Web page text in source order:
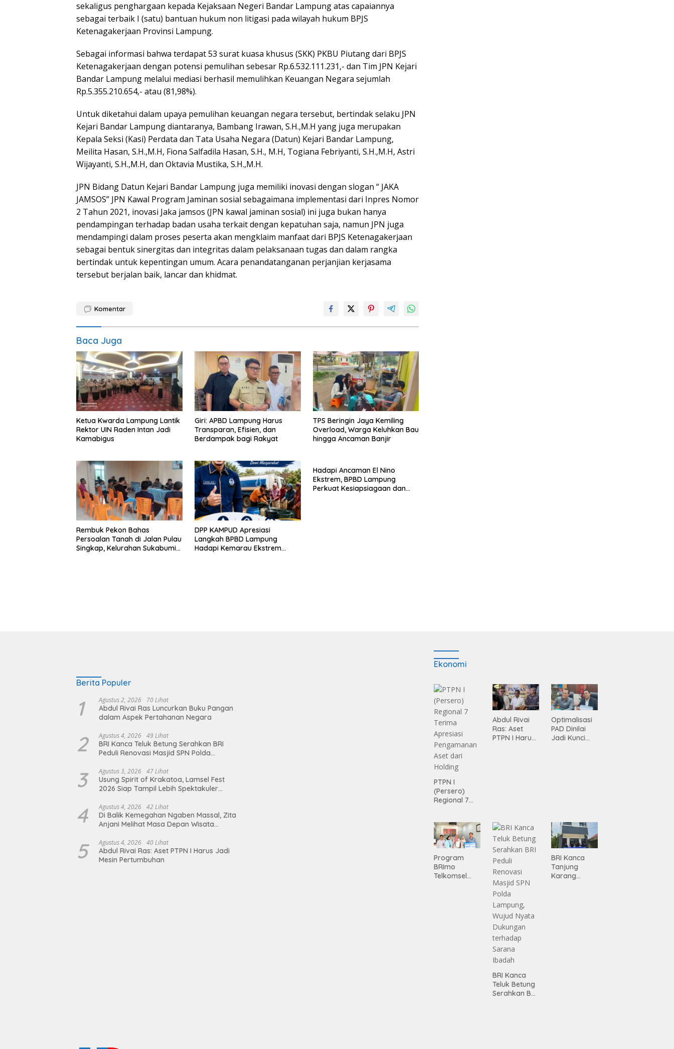
sekaligus penghargaan kepada Kejaksaan Negeri Bandar Lampung atas capaiannya
sebagai terbaik I (satu) bantuan hukum non litigasi pada wilayah hukum BPJS
Ketenagakerjaan Provinsi Lampung.
Sebagai informasi bahwa terdapat 53 surat kuasa khusus (SKK) PKBU Piutang dari BPJS
Ketenagakerjaan dengan potensi pemulihan sebesar Rp.6.532.111.231,- dan Tim JPN Kejari
Bandar Lampung melalui mediasi berhasil memulihkan Keuangan Negara sejumlah
Rp.5.355.210.654,- atau (81,98%).
Untuk diketahui dalam upaya pemulihan keuangan negara tersebut, bertindak selaku JPN
Kejari Bandar Lampung diantaranya, Bambang Irawan, S.H.,M.H yang juga merupakan
Kepala Seksi (Kasi) Perdata dan Tata Usaha Negara (Datun) Kejari Bandar Lampung,
Meilita Hasan, S.H.,M.H, Fiona Salfadila Hasan, S.H., M.H, Togiana Febriyanti, S.H.,M.H, Astri
Wijayanti, S.H.,M.H, dan Oktavia Mustika, S.H.,M.H.
JPN Bidang Datun Kejari Bandar Lampung juga memiliki inovasi dengan slogan “ JAKA
JAMSOS” JPN Kawal Program Jaminan sosial sebagaimana implementasi dari Inpres Nomor
2 Tahun 2021, inovasi Jaka jamsos (JPN kawal jaminan sosial) ini juga bukan hanya
pendampingan terhadap badan usaha terkait dengan kepatuhan saja, namun JPN juga
mendampingi dalam proses peserta akan mengklaim manfaat dari BPJS Ketenagakerjaan
sebagai bentuk sinergitas dan integritas dalam pelaksanaan tugas dan dalam rangka
bertindak untuk kepentingan umum. Acara penandatanganan perjanjian kerjasama
tersebut berjalan baik, lancar dan khidmat.
Komentar
Baca Juga
Ketua Kwarda Lampung Lantik
Rektor UIN Raden Intan Jadi
Kamabigus
Giri: APBD Lampung Harus
Transparan, Efisien, dan
Berdampak bagi Rakyat
TPS Beringin Jaya Kemiling
Overload, Warga Keluhkan Bau
hingga Ancaman Banjir
Rembuk Pekon Bahas
Persoalan Tanah di Jalan Pulau
Singkap, Kelurahan Sukabumi
DPP KAMPUD Apresiasi
Langkah BPBD Lampung
Hadapi Kemarau Ekstrem
Hadapi Ancaman El Nino
Ekstrem, BPBD Lampung
Perkuat Kesiapsiagaan dan
Berita Populer
1 Agustus 2, 2026 70 Lihat
Abdul Rivai Ras Luncurkan Buku Pangan
dalam Aspek Pertahanan Negara
2 Agustus 4, 2026 49 Lihat
BRI Kanca Teluk Betung Serahkan BRI
Peduli Renovasi Masjid SPN Polda
terhadap Sarana Ibadah
3 Agustus 3, 2026 47 Lihat
Usung Spirit of Krakatoa, Lamsel Fest
2026 Siap Tampil Lebih Spektakuler
Artis Ibu Kota
4 Agustus 4, 2026 42 Lihat
Di Balik Kemegahan Ngaben Massal, Zita
Anjani Melihat Masa Depan Wisata
5 Agustus 4, 2026 40 Lihat
Abdul Rivai Ras: Aset PTPN I Harus Jadi
Mesin Pertumbuhan
Ekonomi
PTPN I
(Persero)
Regional 7
Pengamanan
Aset dari
Holding
Abdul Rivai
Ras: Aset
PTPN I Harus
Optimalisasi
PAD Dinilai
Jadi Kunci
Program
BRImo
Telkomsel
BRI Kanca
Teluk Betung
Serahkan BRI
BRI Kanca
Tanjung
Karang